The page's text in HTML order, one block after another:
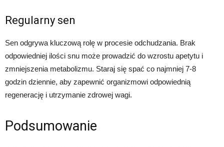
Regularny sen
Sen odgrywa kluczową rolę w procesie odchudzania. Brak
odpowiedniej ilości snu może prowadzić do wzrostu apetytu i
zmniejszenia metabolizmu. Staraj się spać co najmniej 7-8
godzin dziennie, aby zapewnić organizmowi odpowiednią
regenerację i utrzymanie zdrowej wagi.
Podsumowanie